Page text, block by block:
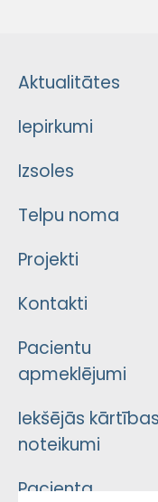
Aktualitātes
Iepirkumi
Izsoles
Telpu noma
Projekti
Kontakti
Pacientu
apmeklējumi
Iekšējās kārtības
noteikumi
Pacienta